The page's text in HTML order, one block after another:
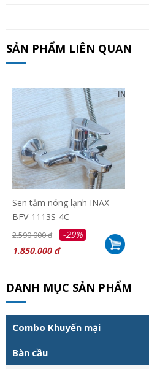
SẢN PHẨM LIÊN QUAN
Sen tắm nóng lạnh INAX
BFV-1113S-4C
2.590.000 đ
-29%
1.850.000 đ
DANH MỤC SẢN PHẨM
Combo Khuyến mại
Bàn cầu